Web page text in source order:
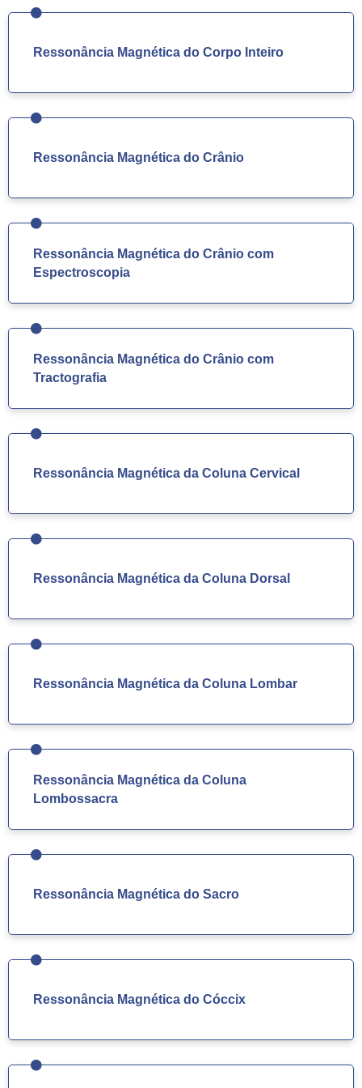
Ressonância Magnética do Corpo Inteiro
Ressonância Magnética do Crânio
Ressonância Magnética do Crânio com
Espectroscopia
Ressonância Magnética do Crânio com
Tractografia
Ressonância Magnética da Coluna Cervical
Ressonância Magnética da Coluna Dorsal
Ressonância Magnética da Coluna Lombar
Ressonância Magnética da Coluna
Lombossacra
Ressonância Magnética do Sacro
Ressonância Magnética do Cóccix